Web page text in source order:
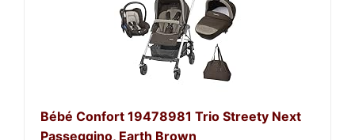
Bébé Confort 19478981 Trio Streety Next
Passeggino, Earth Brown